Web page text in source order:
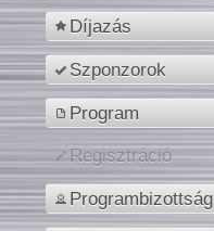
Díjazás
Szponzorok
Program
Regisztráció
Programbizottság